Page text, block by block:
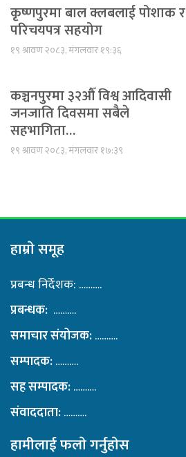
कृष्णपुरमा बाल क्लबलाई पोशाक र
परिचयपत्र सहयोग
१९ श्रावण २०८३, मंगलवार १९:३६
कञ्चनपुरमा ३२औँ विश्व आदिवासी
जनजाति दिवसमा सबैले
सहभागिता…
१९ श्रावण २०८३, मंगलवार १७:३९
हाम्राे समूह
प्रबन्ध निर्देशक: ……….
प्रबन्धक: ……….
समाचार संयोजक:……….
सम्पादक:……….
सह सम्पादक:……….
संवाददाता:……….
हामीलाई फलाे गर्नुहाेस